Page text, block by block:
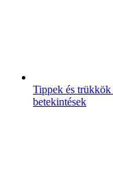
Tippek és trükkök
betekintések